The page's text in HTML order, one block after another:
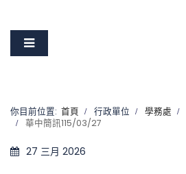
你目前位置: 首頁 行政單位 學務處
華中簡訊115/03/27
27 三月 2026